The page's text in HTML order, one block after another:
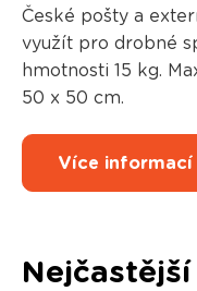
České pošty a
využít pro drobné
hmotnosti 15 kg.
50 x 50 cm.
Více informací